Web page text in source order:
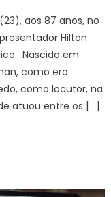
aos 87 anos, no
Hilton
Nascido em
como era
como locutor, na
atuou entre os […]